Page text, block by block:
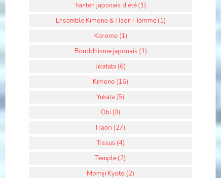
hanten japonais d’été (1)
Ensemble Kimono & Haori Homme (1)
Koromo (1)
Bouddhisme japonais (1)
Jikatabi (6)
Kimono (16)
Yukata (5)
Obi (0)
Haori (27)
Tissus (4)
Temple (2)
Momiji Kyoto (2)